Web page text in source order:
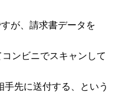
が、請求書データを
ンビニでスキャンして
手先に送付する、という